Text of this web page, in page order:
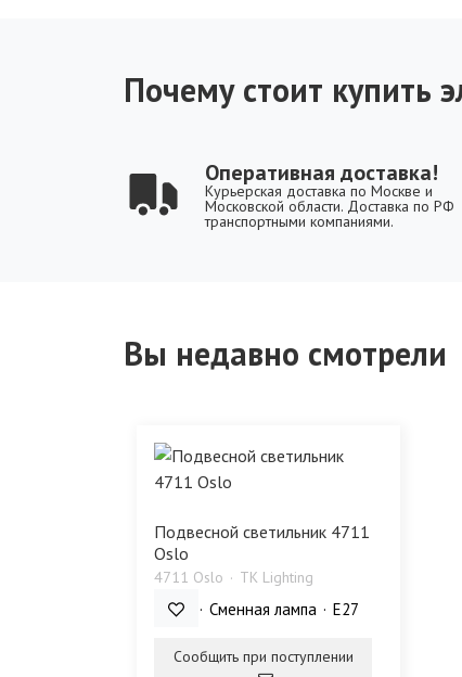
Почему стоит купить
Оперативная доставка!
Курьерская доставка по Москве и
Московской области. Доставка по РФ
транспортными компаниями.
Вы недавно смотрели
Подвесной светильник 4711
Oslo
4711 Oslo TK Lighting
15 Bт Сменная лампа E27